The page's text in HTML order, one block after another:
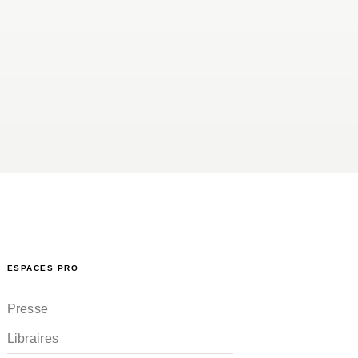
ESPACES PRO
Presse
Libraires